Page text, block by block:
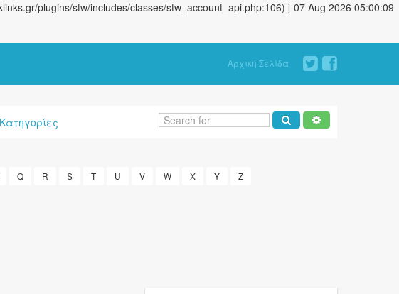
plugins/stw/includes/classes/stw_account_api.php:106) [ 07 Aug 2026 05:00:09
Αρχική Σελίδα
Κατηγορίες
Q R S T U V W X Y Z